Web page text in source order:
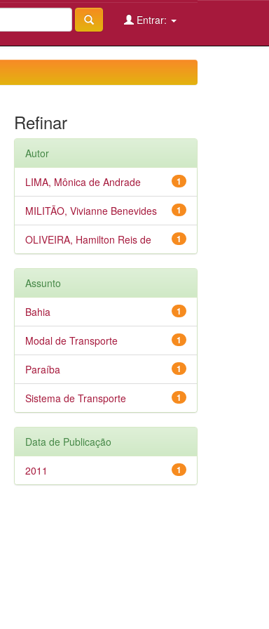
Entrar:
Refinar
Autor
1
LIMA, Mônica de Andrade
1
MILITÃO, Vivianne Benevides
1
OLIVEIRA, Hamilton Reis de
Assunto
1
Bahia
1
Modal de Transporte
1
Paraíba
1
Sistema de Transporte
Data de Publicação
1
2011